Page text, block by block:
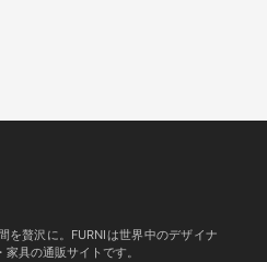
を贅沢に。FURNIは世界中のデザイナ
具の通販サイトです。